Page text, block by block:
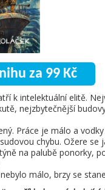
za 99 Kč
k intelektuální elitě.
nejzbytečnější
Práce je málo a
chybu. Ožere
na palubě ponorky,
málo, brzy se